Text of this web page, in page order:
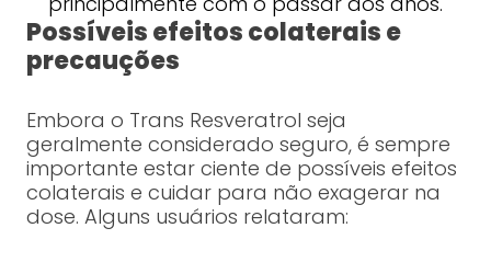
Possíveis efeitos colaterais e
precauções
Embora o Trans Resveratrol seja
geralmente considerado seguro, é sempre
importante estar ciente de possíveis efeitos
colaterais e cuidar para não exagerar na
dose. Alguns usuários relataram: